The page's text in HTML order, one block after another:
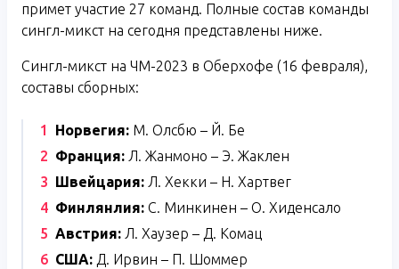
примет участие 27 команд. Полные состав команды
сингл-микст на сегодня представлены ниже.
Сингл-микст на ЧМ-2023 в Оберхофе (16 февраля),
составы сборных:
Норвегия: М. Олсбю – Й. Бе
Франция: Л. Жанмоно – Э. Жаклен
Швейцария: Л. Хекки – Н. Хартвег
Финлянлия: С. Минкинен – О. Хиденсало
Австрия: Л. Хаузер – Д. Комац
США: Д. Ирвин – П. Шоммер